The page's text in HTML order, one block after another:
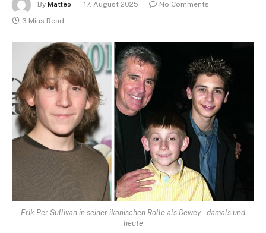
By Matteo 17. August 2025
No Comments
3 Mins Read
Erik Per Sullivan in seiner ikonischen Rolle als Dewey – damals und
heute